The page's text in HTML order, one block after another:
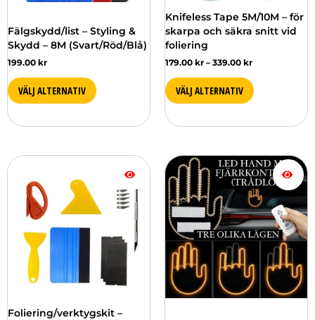
Fälgskydd/list – Styling &
Skydd – 8M (Svart/Röd/Blå)
199.00 kr
VÄLJ ALTERNATIV
produktsidan
Knifeless Tape 5M/10M – för
skarpa och säkra snitt vid
foliering
179.00 kr – 339.00 kr
VÄLJ ALTERNATIV
på
produktsidan
Foliering/verktygskit –